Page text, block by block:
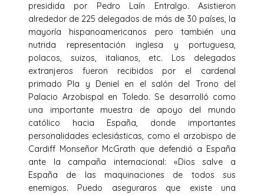
presidida por Pedro Laín Entralgo. Asistieron
alrededor de 225 delegados de más de 30 países, la
mayoría hispanoamericanos pero también una
nutrida representación inglesa y portuguesa,
polacos, suizos, italianos, etc. Los delegados
extranjeros fueron recibidos por el cardenal
primado Pla y Deniel en el salón del Trono del
Palacio Arzobispal en Toledo. Se desarrolló como
una importante muestra de apoyo del mundo
católico hacia España, donde importantes
personalidades eclesiásticas, como el arzobispo de
Cardiff Monseñor McGrath que defendió a España
ante la campaña internacional: «Dios salve a
España de las maquinaciones de todos sus
enemigos. Puedo aseguraros que existe una